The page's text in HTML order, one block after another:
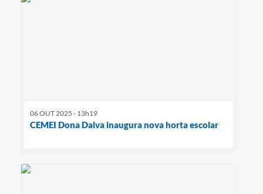
06 OUT 2025 - 13h19
CEMEI Dona Dalva inaugura nova horta escolar